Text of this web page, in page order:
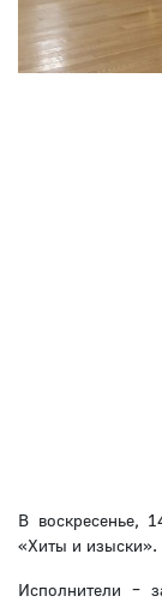
В воскресенье,
«Хиты и изыски».
Исполнители –